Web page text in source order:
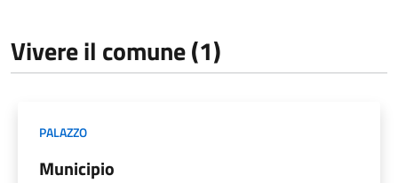
Vivere il comune (1)
PALAZZO
Municipio